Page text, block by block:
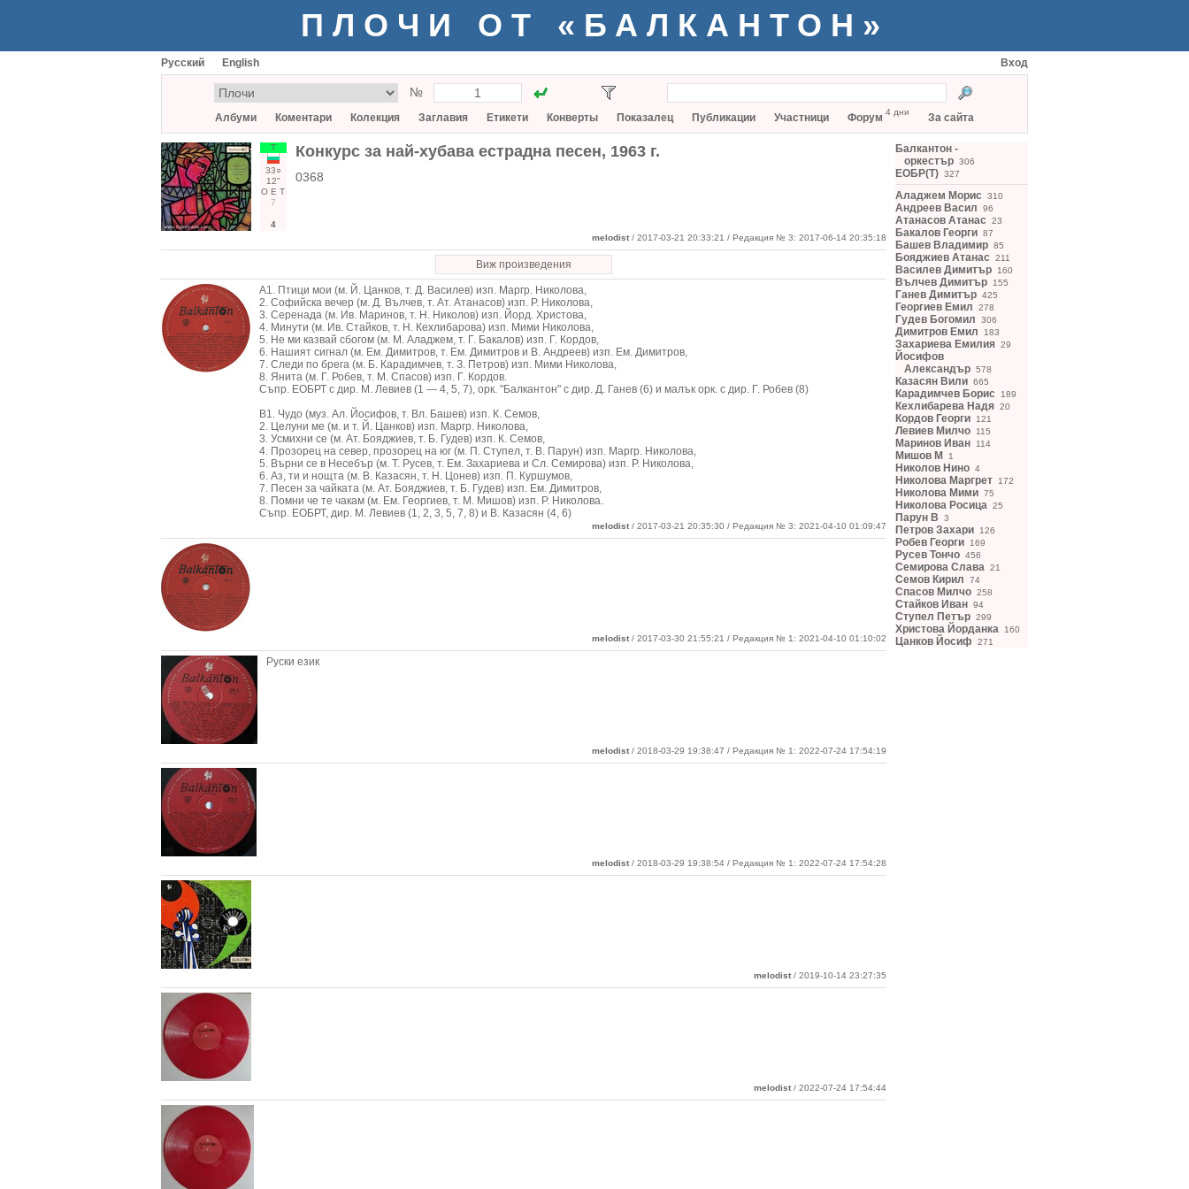
ПЛОЧИ ОТ «БАЛКАНТОН»
Русский English Вход
№
Албуми Коментари Колекция Заглавия Етикети Конверты Показалец Публикации Участници Форум 4 дни За сайта
Т
33○
12"
О Е Т
7
4
Конкурс за най-хубава естрадна песен, 1963 г.
0368
melodist / 2017-03-21 20:33:21 / Редакция № 3: 2017-06-14 20:35:18
Виж произведения
А1. Птици мои (м. Й. Цанков, т. Д. Василев) изп. Маргр. Николова,
2. Софийска вечер (м. Д. Вълчев, т. Ат. Атанасов) изп. Р. Николова,
3. Серенада (м. Ив. Маринов, т. Н. Николов) изп. Йорд. Христова,
4. Минути (м. Ив. Стайков, т. Н. Кехлибарова) изп. Мими Николова,
5. Не ми казвай сбогом (м. М. Аладжем, т. Г. Бакалов) изп. Г. Кордов,
6. Нашият сигнал (м. Ем. Димитров, т. Ем. Димитров и В. Андреев) изп. Ем. Димитров,
7. Следи по брега (м. Б. Карадимчев, т. З. Петров) изп. Мими Николова,
8. Янита (м. Г. Робев, т. М. Спасов) изп. Г. Кордов.
Съпр. ЕОБРТ с дир. М. Левиев (1 — 4, 5, 7), орк. "Балкантон" с дир. Д. Ганев (6) и малък орк. с дир. Г. Робев (8)
В1. Чудо (муз. Ал. Йосифов, т. Вл. Башев) изп. К. Семов,
2. Целуни ме (м. и т. Й. Цанков) изп. Маргр. Николова,
3. Усмихни се (м. Ат. Бояджиев, т. Б. Гудев) изп. К. Семов,
4. Прозорец на север, прозорец на юг (м. П. Ступел, т. В. Парун) изп. Маргр. Николова,
5. Върни се в Несебър (м. Т. Русев, т. Ем. Захариева и Сл. Семирова) изп. Р. Николова,
6. Аз, ти и нощта (м. В. Казасян, т. Н. Цонев) изп. П. Куршумов,
7. Песен за чайката (м. Ат. Бояджиев, т. Б. Гудев) изп. Ем. Димитров,
8. Помни че те чакам (м. Ем. Георгиев, т. М. Мишов) изп. Р. Николова.
Съпр. ЕОБРТ, дир. М. Левиев (1, 2, 3, 5, 7, 8) и В. Казасян (4, 6)
melodist / 2017-03-21 20:35:30 / Редакция № 3: 2021-04-10 01:09:47
melodist / 2017-03-30 21:55:21 / Редакция № 1: 2021-04-10 01:10:02
Руски език
melodist / 2018-03-29 19:38:47 / Редакция № 1: 2022-07-24 17:54:19
melodist / 2018-03-29 19:38:54 / Редакция № 1: 2022-07-24 17:54:28
melodist / 2019-10-14 23:27:35
melodist / 2022-07-24 17:54:44
Балкантон -
оркестър 306
ЕОБР(Т) 327
Аладжем Морис 310
Андреев Васил 96
Атанасов Атанас 23
Бакалов Георги 87
Башев Владимир 85
Бояджиев Атанас 211
Василев Димитър 160
Вълчев Димитър 155
Ганев Димитър 425
Георгиев Емил 278
Гудев Богомил 306
Димитров Емил 183
Захариева Емилия 29
Йосифов
Александър 578
Казасян Вили 665
Карадимчев Борис 189
Кехлибарева Надя 20
Кордов Георги 121
Левиев Милчо 115
Маринов Иван 114
Мишов М 1
Николов Нино 4
Николова Маргрет 172
Николова Мими 75
Николова Росица 25
Парун В 3
Петров Захари 126
Робев Георги 169
Русев Тончо 456
Семирова Слава 21
Семов Кирил 74
Спасов Милчо 258
Стайков Иван 94
Ступел Петър 299
Христова Йорданка 160
Цанков Йосиф 271